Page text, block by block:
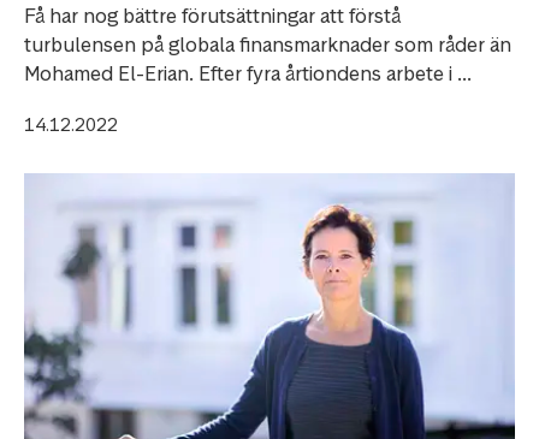
Få har nog bättre förutsättningar att förstå
turbulensen på globala finansmarknader som råder än
Mohamed El-Erian. Efter fyra årtiondens arbete i ...
14.12.2022